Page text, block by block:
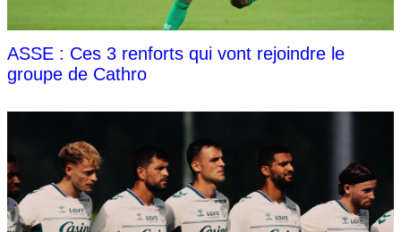
ASSE : Ces 3 renforts qui vont rejoindre le
groupe de Cathro